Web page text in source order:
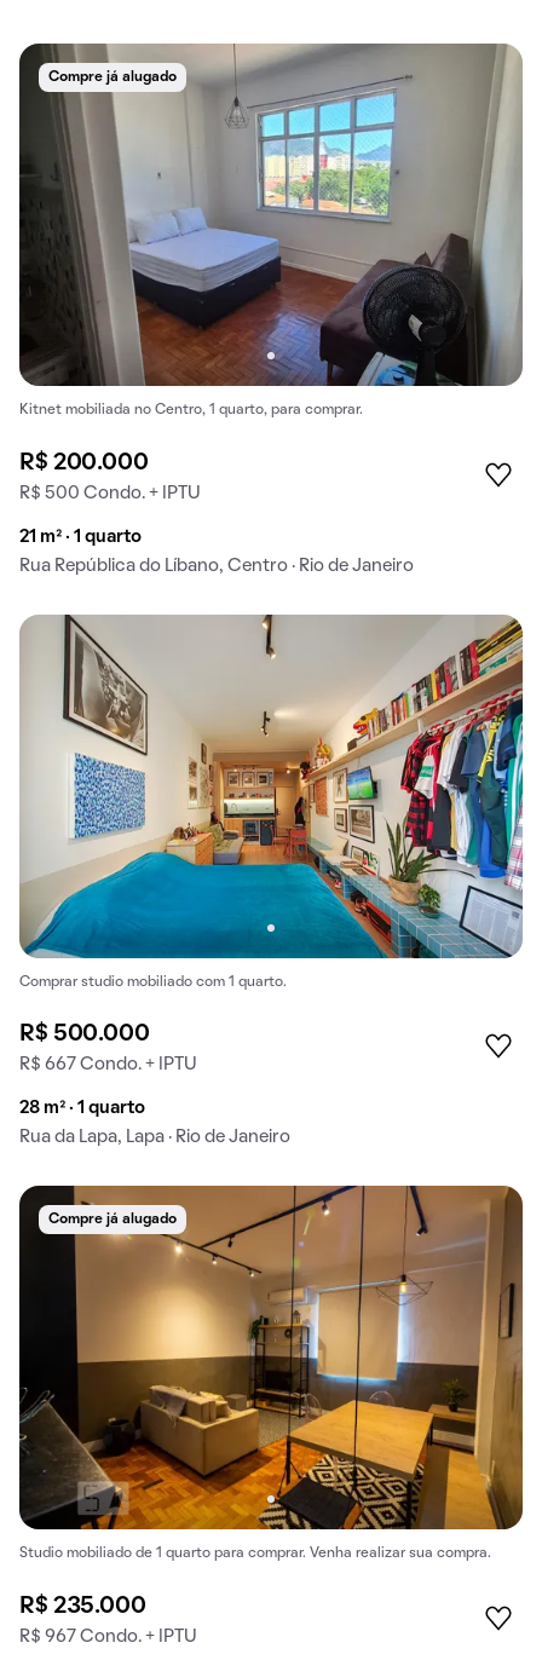
Compre já alugado
Kitnet mobiliada no Centro, 1 quarto, para comprar.
R$ 200.000
R$ 500 Condo. + IPTU
21 m² · 1 quarto
Rua República do Líbano, Centro · Rio de Janeiro
Comprar studio mobiliado com 1 quarto.
R$ 500.000
R$ 667 Condo. + IPTU
28 m² · 1 quarto
Rua da Lapa, Lapa · Rio de Janeiro
Compre já alugado
Studio mobiliado de 1 quarto para comprar. Venha realizar sua compra.
R$ 235.000
R$ 967 Condo. + IPTU